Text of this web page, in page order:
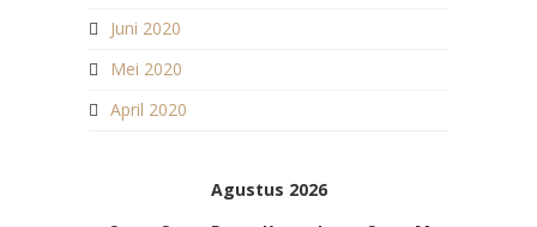
Juni 2020
Mei 2020
April 2020
Agustus 2026